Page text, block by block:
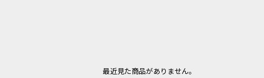
最近見た商品がありません。